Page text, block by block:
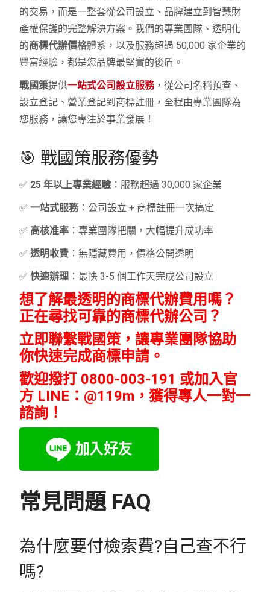
的交易，而是一整套從公司設立、品牌建立到智慧財
產權保護的完整解決方案。我們的專業團隊、透明化
的商標代辦價格體系，以及服務超過 50,000 家企業的
豐富經驗，都是您品牌最堅實的後盾。
戰國策提供一站式公司設立服務，從公司名稱預查、
設立登記、營業登記到商標註冊，全程由專業團隊為
您服務，讓您專注於事業發展！
🎯 戰國策服務優勢
✅ 25 年以上專業經驗 ：服務超過 30,000 家企業
✅一站式服務 ：公司設立 + 商標註冊一次搞定
✅ 高核准率 ：專業團隊把關，大幅提升成功率
✅透明收費 ：無隱藏費用，價格公開透明
✅快速辦理 ：最快 3-5 個工作天完成公司設立
想了解最透明的商標代辦費用嗎？
正在尋找可靠的商標代辦公司？
立即聯繫戰國策，讓專業團隊協助
你快速完成商標申請。
歡迎撥打 0800-003-191 或加入官
方 LINE：@119m，獲得專人一對一
諮詢！
常見問題 FAQ
為什麼要付檢索費?自己查不行
嗎?